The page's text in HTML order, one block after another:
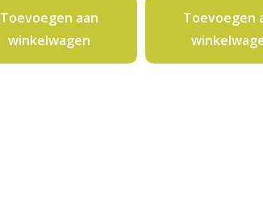
250
gram
Toevoegen aan
winkelwagen
kilo
aantal
Toevoegen